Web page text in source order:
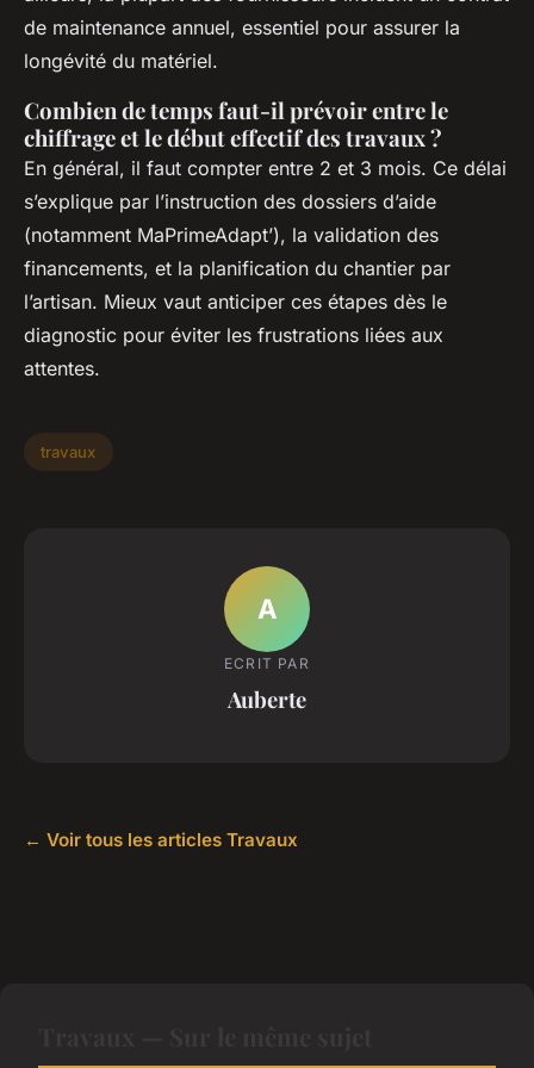
de maintenance annuel, essentiel pour assurer la
longévité du matériel.
Combien de temps faut-il prévoir entre le
chiffrage et le début effectif des travaux ?
En général, il faut compter entre 2 et 3 mois. Ce délai
s’explique par l’instruction des dossiers d’aide
(notamment MaPrimeAdapt’), la validation des
financements, et la planification du chantier par
l’artisan. Mieux vaut anticiper ces étapes dès le
diagnostic pour éviter les frustrations liées aux
attentes.
travaux
A
ECRIT PAR
Auberte
← Voir tous les articles Travaux